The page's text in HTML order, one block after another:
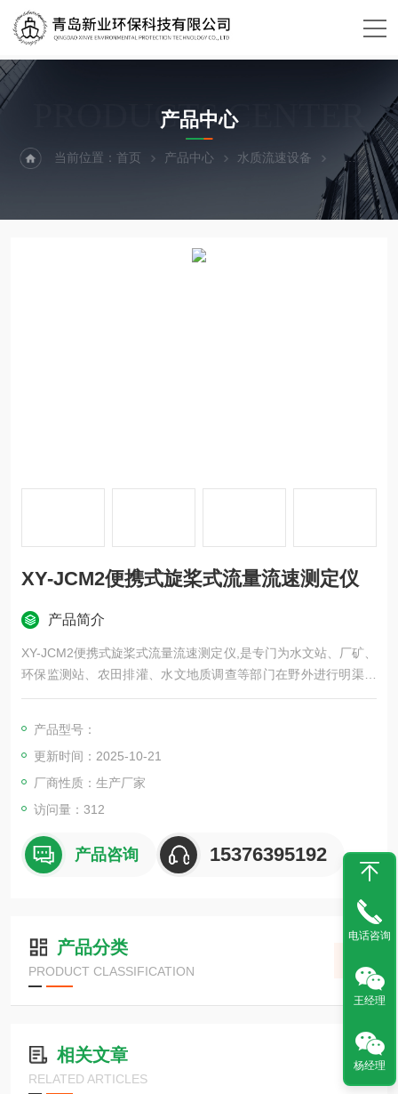
PRODUCTS CENTER
产品中心
当前位置：首页 产品中心 水质流速设备 流速仪
XY-JCM2便携式旋桨式流量流速测定仪
产品简介
XY-JCM2便携式旋桨式流量流速测定仪,是专门为水文站、厂矿、
环保监测站、农田排灌、水文地质调查等部门在野外进行明渠流
速流量测量而研制的。主要由旋桨式流速传感器、流速测算仪、
行各明渠中流速的测量，并自动显示流速。
产品型号：
更新时间：2025-10-21
厂商性质：生产厂家
访问量：312
产品咨询 15376395192
产品分类
PRODUCT CLASSIFICATION
相关文章
RELATED ARTICLES
电话咨询
王经理
杨经理